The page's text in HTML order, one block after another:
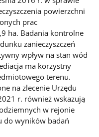
powierzchni
prac
ha. Badania kontrolne
zanieczyszczeń
wpływ na stan wód
ma korzystny
terenu.
na zlecenie Urzędu
r. również wskazują
w rejonie
do wyników badań